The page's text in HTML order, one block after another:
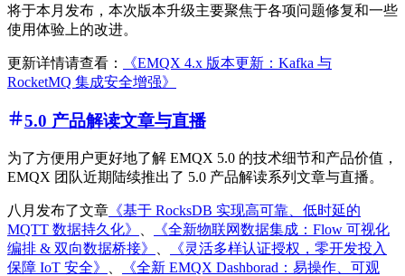
将于本月发布，本次版本升级主要聚焦于各项问题修复和一些
使用体验上的改进。
更新详情请查看：
《EMQX 4.x 版本更新：Kafka 与
RocketMQ 集成安全增强》
5.0 产品解读文章与直播
为了方便用户更好地了解 EMQX 5.0 的技术细节和产品价值，
EMQX 团队近期陆续推出了 5.0 产品解读系列文章与直播。
八月发布了文章 《基于 RocksDB 实现高可靠、低时延的
MQTT 数据持久化》
《全新物联网数据集成：Flow 可视化
编排 & 双向数据桥接》
《灵活多样认证授权，零开发投入
保障 IoT 安全》
《全新 EMQX Dashborad：易操作、可观